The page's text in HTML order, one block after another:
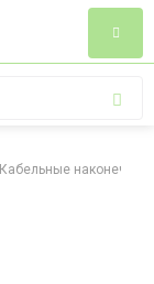
Кабельные